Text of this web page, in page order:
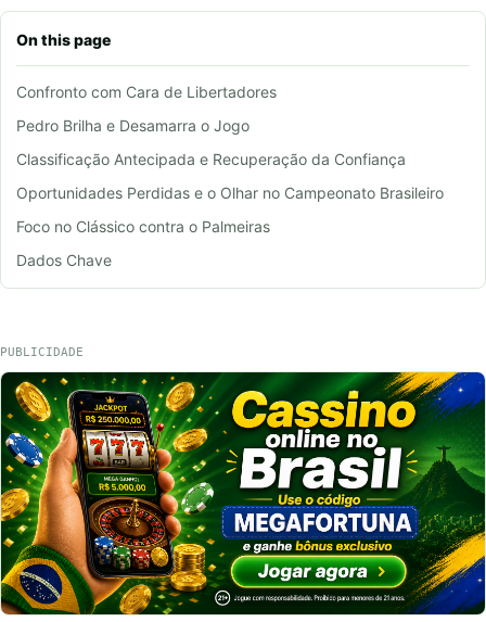
On this page
Confronto com Cara de Libertadores
Pedro Brilha e Desamarra o Jogo
Classificação Antecipada e Recuperação da Confiança
Oportunidades Perdidas e o Olhar no Campeonato Brasileiro
Foco no Clássico contra o Palmeiras
Dados Chave
PUBLICIDADE